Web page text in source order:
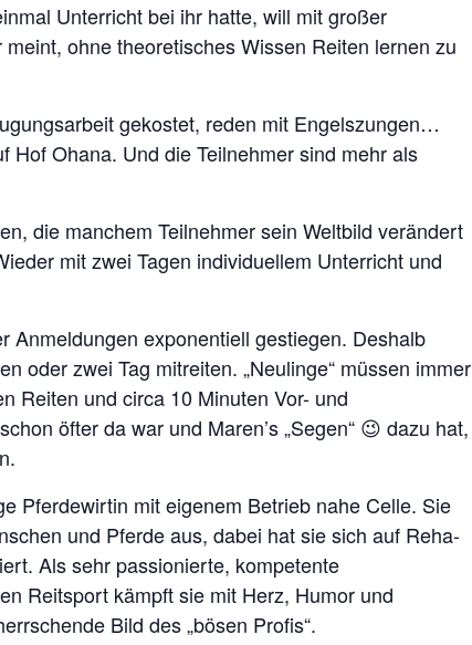
Unterricht bei ihr hatte, will mit großer
ohne theoretisches Wissen Reiten lernen zu
gekostet, reden mit Engelszungen…
Hof Ohana. Und die Teilnehmer sind mehr als
die manchem Teilnehmer sein Weltbild verändert
mit zwei Tagen individuellem Unterricht und
Anmeldungen exponentiell gestiegen. Deshalb
oder zwei Tag mitreiten. „Neulinge“ müssen immer
Reiten und circa 10 Minuten Vor- und
öfter da war und Maren’s „Segen“ 😉 dazu hat,
Pferdewirtin mit eigenem Betrieb nahe Celle. Sie
und Pferde aus, dabei hat sie sich auf Reha-
Als sehr passionierte, kompetente
Reitsport kämpft sie mit Herz, Humor und
Bild des „bösen Profis“.